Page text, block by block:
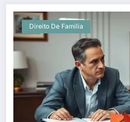
Direito De Familia